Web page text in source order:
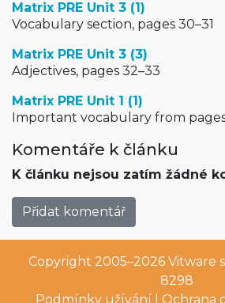
Matrix PRE Unit 3 (1)
Vocabulary section, pages 30–31
Matrix PRE Unit 3 (3)
Adjectives, pages 32–33
Matrix PRE Unit 1 (1)
Important vocabulary from
Komentáře k článku
K článku nejsou zatím žádné
Přidat komentář
Copyright 2005–2026 Vitware
8298
Podmínky užívání
Ochrana